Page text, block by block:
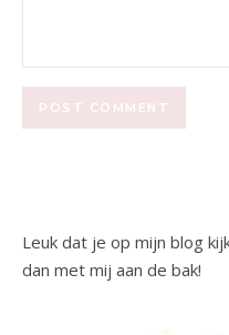
Leuk dat je op mijn blog
dan met mij aan de bak!